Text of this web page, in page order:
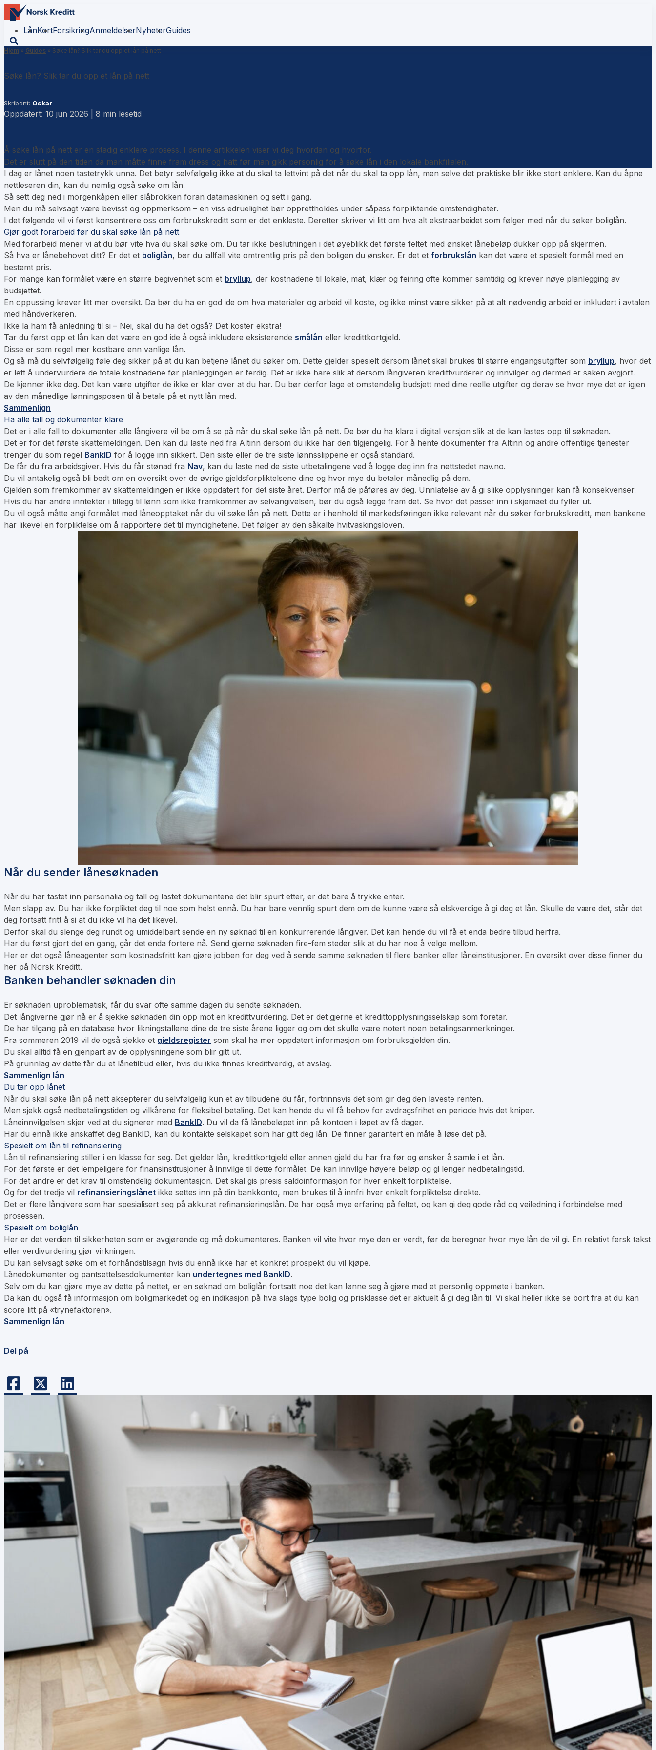
LånKortForsikringAnmeldelserNyheterGuides
Hjem » Guides » Søke lån? Slik tar du opp et lån på nett
Søke lån? Slik tar du opp et lån på nett
Skribent: Oskar
Oppdatert: 10 jun 2026 | 8 min lesetid
Å søke lån på nett er en stadig enklere prosess. I denne artikkelen viser vi deg hvordan og hvorfor.
Det er slutt på den tiden da man måtte finne fram dress og hatt før man gikk personlig for å søke lån i den lokale bankfilialen.
I dag er lånet noen tastetrykk unna. Det betyr selvfølgelig ikke at du skal ta lettvint på det når du skal ta opp lån, men selve det praktiske blir ikke stort enklere. Kan du åpne
nettleseren din, kan du nemlig også søke om lån.
Så sett deg ned i morgenkåpen eller slåbrokken foran datamaskinen og sett i gang.
Men du må selvsagt være bevisst og oppmerksom – en viss edruelighet bør opprettholdes under såpass forpliktende omstendigheter.
I det følgende vil vi først konsentrere oss om forbrukskreditt som er det enkleste. Deretter skriver vi litt om hva alt ekstraarbeidet som følger med når du søker boliglån.
Gjør godt forarbeid før du skal søke lån på nett
Med forarbeid mener vi at du bør vite hva du skal søke om. Du tar ikke beslutningen i det øyeblikk det første feltet med ønsket lånebeløp dukker opp på skjermen.
Så hva er lånebehovet ditt? Er det et boliglån, bør du iallfall vite omtrentlig pris på den boligen du ønsker. Er det et forbrukslån kan det være et spesielt formål med en
bestemt pris.
For mange kan formålet være en større begivenhet som et bryllup, der kostnadene til lokale, mat, klær og feiring ofte kommer samtidig og krever nøye planlegging av
budsjettet.
En oppussing krever litt mer oversikt. Da bør du ha en god ide om hva materialer og arbeid vil koste, og ikke minst være sikker på at alt nødvendig arbeid er inkludert i avtalen
med håndverkeren.
Ikke la ham få anledning til si – Nei, skal du ha det også? Det koster ekstra!
Tar du først opp et lån kan det være en god ide å også inkludere eksisterende smålån eller kredittkortgjeld.
Disse er som regel mer kostbare enn vanlige lån.
Og så må du selvfølgelig føle deg sikker på at du kan betjene lånet du søker om. Dette gjelder spesielt dersom lånet skal brukes til større engangsutgifter som bryllup, hvor det
er lett å undervurdere de totale kostnadene før planleggingen er ferdig. Det er ikke bare slik at dersom långiveren kredittvurderer og innvilger og dermed er saken avgjort.
De kjenner ikke deg. Det kan være utgifter de ikke er klar over at du har. Du bør derfor lage et omstendelig budsjett med dine reelle utgifter og derav se hvor mye det er igjen
av den månedlige lønningsposen til å betale på et nytt lån med.
Sammenlign
Ha alle tall og dokumenter klare
Det er i alle fall to dokumenter alle långivere vil be om å se på når du skal søke lån på nett. De bør du ha klare i digital versjon slik at de kan lastes opp til søknaden.
Det er for det første skattemeldingen. Den kan du laste ned fra Altinn dersom du ikke har den tilgjengelig. For å hente dokumenter fra Altinn og andre offentlige tjenester
trenger du som regel BankID for å logge inn sikkert. Den siste eller de tre siste lønnsslippene er også standard.
De får du fra arbeidsgiver. Hvis du får stønad fra Nav, kan du laste ned de siste utbetalingene ved å logge deg inn fra nettstedet nav.no.
Du vil antakelig også bli bedt om en oversikt over de øvrige gjeldsforpliktelsene dine og hvor mye du betaler månedlig på dem.
Gjelden som fremkommer av skattemeldingen er ikke oppdatert for det siste året. Derfor må de påføres av deg. Unnlatelse av å gi slike opplysninger kan få konsekvenser.
Hvis du har andre inntekter i tillegg til lønn som ikke framkommer av selvangivelsen, bør du også legge fram det. Se hvor det passer inn i skjemaet du fyller ut.
Du vil også måtte angi formålet med låneopptaket når du vil søke lån på nett. Dette er i henhold til markedsføringen ikke relevant når du søker forbrukskreditt, men bankene
har likevel en forpliktelse om å rapportere det til myndighetene. Det følger av den såkalte hvitvaskingsloven.
Når du sender lånesøknaden
Når du har tastet inn personalia og tall og lastet dokumentene det blir spurt etter, er det bare å trykke enter.
Men slapp av. Du har ikke forpliktet deg til noe som helst ennå. Du har bare vennlig spurt dem om de kunne være så elskverdige å gi deg et lån. Skulle de være det, står det
deg fortsatt fritt å si at du ikke vil ha det likevel.
Derfor skal du slenge deg rundt og umiddelbart sende en ny søknad til en konkurrerende långiver. Det kan hende du vil få et enda bedre tilbud herfra.
Har du først gjort det en gang, går det enda fortere nå. Send gjerne søknaden fire-fem steder slik at du har noe å velge mellom.
Her er det også låneagenter som kostnadsfritt kan gjøre jobben for deg ved å sende samme søknaden til flere banker eller låneinstitusjoner. En oversikt over disse finner du
her på Norsk Kreditt.
Banken behandler søknaden din
Er søknaden uproblematisk, får du svar ofte samme dagen du sendte søknaden.
Det långiverne gjør nå er å sjekke søknaden din opp mot en kredittvurdering. Det er det gjerne et kredittopplysningsselskap som foretar.
De har tilgang på en database hvor likningstallene dine de tre siste årene ligger og om det skulle være notert noen betalingsanmerkninger.
Fra sommeren 2019 vil de også sjekke et gjeldsregister som skal ha mer oppdatert informasjon om forbruksgjelden din.
Du skal alltid få en gjenpart av de opplysningene som blir gitt ut.
På grunnlag av dette får du et lånetilbud eller, hvis du ikke finnes kredittverdig, et avslag.
Sammenlign lån
Du tar opp lånet
Når du skal søke lån på nett aksepterer du selvfølgelig kun et av tilbudene du får, fortrinnsvis det som gir deg den laveste renten.
Men sjekk også nedbetalingstiden og vilkårene for fleksibel betaling. Det kan hende du vil få behov for avdragsfrihet en periode hvis det kniper.
Låneinnvilgelsen skjer ved at du signerer med BankID. Du vil da få lånebeløpet inn på kontoen i løpet av få dager.
Har du ennå ikke anskaffet deg BankID, kan du kontakte selskapet som har gitt deg lån. De finner garantert en måte å løse det på.
Spesielt om lån til refinansiering
Lån til refinansiering stiller i en klasse for seg. Det gjelder lån, kredittkortgjeld eller annen gjeld du har fra før og ønsker å samle i et lån.
For det første er det lempeligere for finansinstitusjoner å innvilge til dette formålet. De kan innvilge høyere beløp og gi lenger nedbetalingstid.
For det andre er det krav til omstendelig dokumentasjon. Det skal gis presis saldoinformasjon for hver enkelt forpliktelse.
Og for det tredje vil refinansieringslånet ikke settes inn på din bankkonto, men brukes til å innfri hver enkelt forpliktelse direkte.
Det er flere långivere som har spesialisert seg på akkurat refinansieringslån. De har også mye erfaring på feltet, og kan gi deg gode råd og veiledning i forbindelse med
prosessen.
Spesielt om boliglån
Her er det verdien til sikkerheten som er avgjørende og må dokumenteres. Banken vil vite hvor mye den er verdt, før de beregner hvor mye lån de vil gi. En relativt fersk takst
eller verdivurdering gjør virkningen.
Du kan selvsagt søke om et forhåndstilsagn hvis du ennå ikke har et konkret prospekt du vil kjøpe.
Lånedokumenter og pantsettelsesdokumenter kan undertegnes med BankID.
Selv om du kan gjøre mye av dette på nettet, er en søknad om boliglån fortsatt noe det kan lønne seg å gjøre med et personlig oppmøte i banken.
Da kan du også få informasjon om boligmarkedet og en indikasjon på hva slags type bolig og prisklasse det er aktuelt å gi deg lån til. Vi skal heller ikke se bort fra at du kan
score litt på «trynefaktoren».
Sammenlign lån
Del på